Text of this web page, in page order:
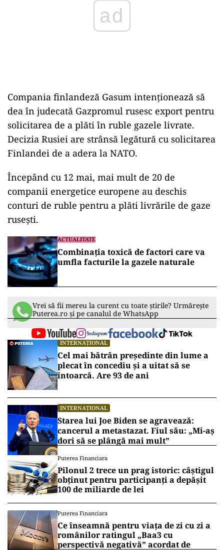
Compania finlandeză Gasum intenționează să
dea în judecată Gazpromul rusesc export pentru
solicitarea de a plăti în ruble gazele livrate.
Decizia Rusiei are strânsă legătură cu solicitarea
Finlandei de a adera la NATO.
Începând cu 12 mai, mai mult de 20 de
companii energetice europene au deschis
conturi de ruble pentru a plăti livrările de gaze
rusești.
ACTUALITATE
Combinația toxică de factori care va
umfla facturile la gazele naturale
Vrei să fii mereu la curent cu toate știrile? Urmărește
Puterea.ro și pe canalul de WhatsApp
INTERNAȚIONAL
Cel mai bătrân președinte din lume a
plecat în concediu și a uitat să se
întoarcă. Are 93 de ani
INTERNAȚIONAL
Starea lui Joe Biden se agravează:
cancerul a metastazat. Fiul său: „Mi-aș
dori să se plângă mai mult”
Puterea Financiara
Pilonul 2 trece un prag istoric: câștigul
obținut pentru participanți a depășit
100 de miliarde de lei
Puterea Financiara
Ce înseamnă pentru viața de zi cu zi a
românilor ratingul „Baa3 cu
perspectivă negativă” acordat de